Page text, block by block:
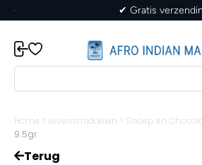
✔ Gratis verzending in
Home > Levensmiddelen > Snoep en
9.5gr
Terug